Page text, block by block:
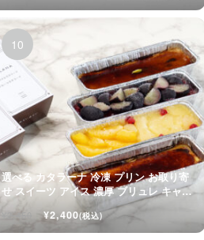
選べる カタラーナ 冷凍 プリン お取り寄
せ スイーツ アイス 濃厚 ブリュレ キャラ
メル
¥2,450 ¥2,400(税込)